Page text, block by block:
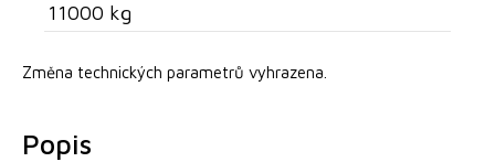
11000 kg
Změna technických parametrů vyhrazena.
Popis